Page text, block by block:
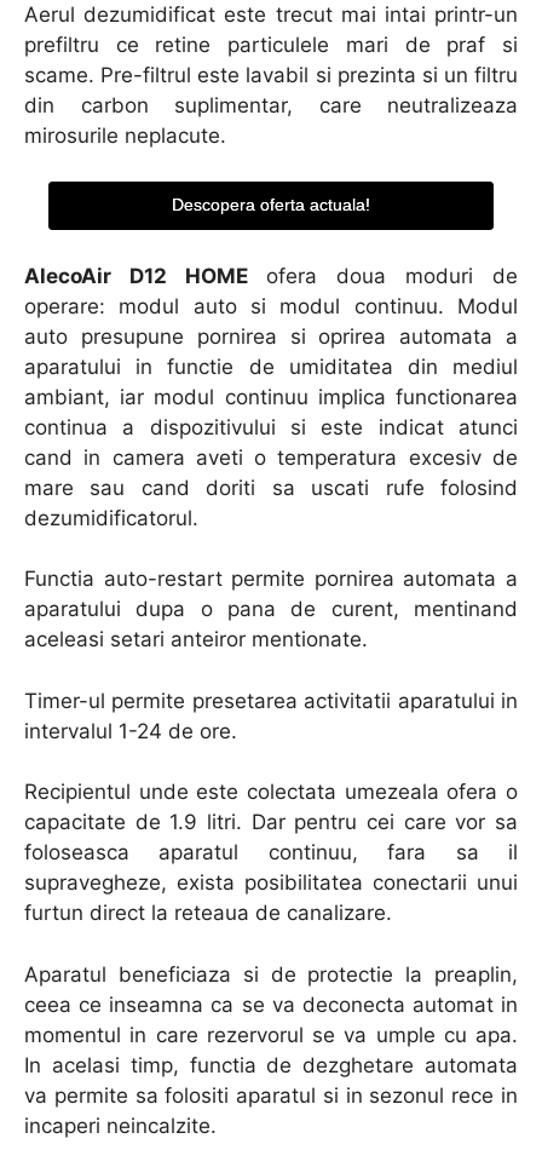
Aerul dezumidificat este trecut mai intai printr-un
prefiltru ce retine particulele mari de praf si
scame. Pre-filtrul este lavabil si prezinta si un filtru
din carbon suplimentar, care neutralizeaza
mirosurile neplacute.
Descopera oferta actuala!
AlecoAir D12 HOME ofera doua moduri de
operare: modul auto si modul continuu. Modul
auto presupune pornirea si oprirea automata a
aparatului in functie de umiditatea din mediul
ambiant, iar modul continuu implica functionarea
continua a dispozitivului si este indicat atunci
cand in camera aveti o temperatura excesiv de
mare sau cand doriti sa uscati rufe folosind
dezumidificatorul.
Functia auto-restart permite pornirea automata a
aparatului dupa o pana de curent, mentinand
aceleasi setari anteiror mentionate.
Timer-ul permite presetarea activitatii aparatului in
intervalul 1-24 de ore.
Recipientul unde este colectata umezeala ofera o
capacitate de 1.9 litri. Dar pentru cei care vor sa
foloseasca aparatul continuu, fara sa il
supravegheze, exista posibilitatea conectarii unui
furtun direct la reteaua de canalizare.
Aparatul beneficiaza si de protectie la preaplin,
ceea ce inseamna ca se va deconecta automat in
momentul in care rezervorul se va umple cu apa.
In acelasi timp, functia de dezghetare automata
va permite sa folositi aparatul si in sezonul rece in
incaperi neincalzite.